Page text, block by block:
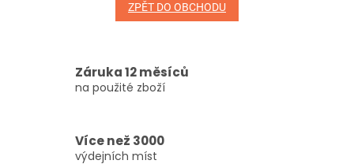
ZPĚT DO OBCHODU
Záruka 12 měsíců
na použité zboží
Více než 3000
výdejních míst